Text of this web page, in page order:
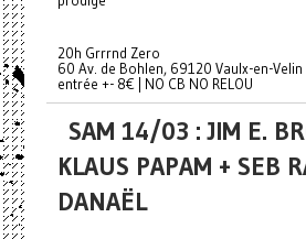
20h Grrrnd Zero
60 Av. de Bohlen, 69120 Vaulx-en-Velin
entrée +- 8€ | NO CB NO RELOU
SAM 14/03 : JIM E.
KLAUS PAPAM + SEB
DANAËL